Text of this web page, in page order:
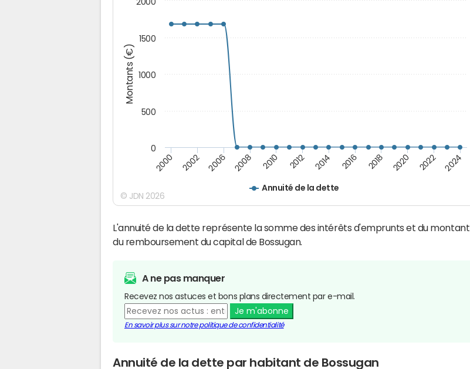
Montants (€)
Annuité de la dette
2000 2002 2006 2008 2010 2012 2014 2016 2018 2020 2022 2024
0
500
1000
1500
2000
© JDN 2026
L'annuité de la dette représente la somme des intérêts d'emprunts et du montant
du remboursement du capital de Bossugan.
A ne pas manquer
Recevez nos astuces et bons plans directement par e-mail.
Je m'abonne
En savoir plus sur notre politique de confidentialité
Annuité de la dette par habitant de Bossugan